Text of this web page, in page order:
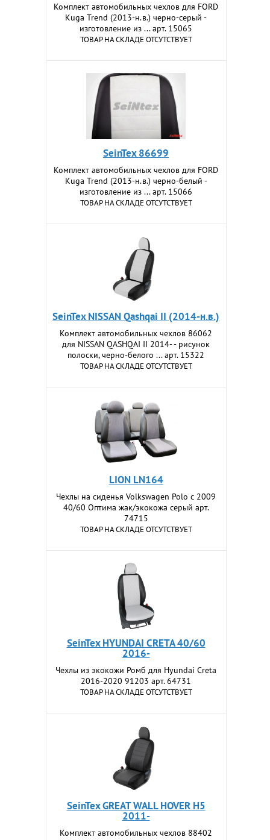
Комплект автомобильных чехлов для FORD
Kuga Trend (2013-н.в.) черно-серый -
изготовление из ... арт. 15065
ТОВАР НА СКЛАДЕ ОТСУТСТВУЕТ
SeinTex 86699
Комплект автомобильных чехлов для FORD
Kuga Trend (2013-н.в.) черно-белый -
изготовление из ... арт. 15066
ТОВАР НА СКЛАДЕ ОТСУТСТВУЕТ
SeinTex NISSAN Qashqai II (2014-н.в.)
Комплект автомобильных чехлов 86062
для NISSAN QASHQAI II 2014- - рисунок
полоски, черно-белого ... арт. 15322
ТОВАР НА СКЛАДЕ ОТСУТСТВУЕТ
LION LN164
Чехлы на сиденья Volkswagen Polo c 2009
40/60 Оптима жак/экокожа серый арт.
74715
ТОВАР НА СКЛАДЕ ОТСУТСТВУЕТ
SeinTex HYUNDAI CRETA 40/60
2016-
Чехлы из экокожи Ромб для Hyundai Creta
2016-2020 91203 арт. 64731
ТОВАР НА СКЛАДЕ ОТСУТСТВУЕТ
SeinTex GREAT WALL HOVER H5
2011-
Комплект автомобильных чехлов 88402